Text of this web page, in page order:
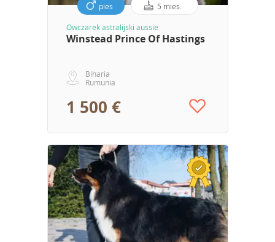
pies 5 mies.
Owczarek astralijski aussie
Winstead Prince Of Hastings
Biharia
Rumunia
1 500 €